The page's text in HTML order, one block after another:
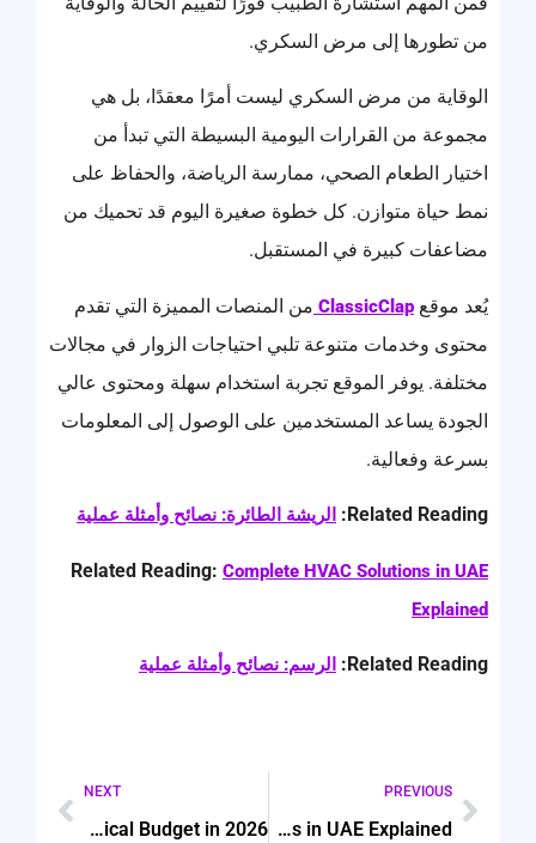
من تطورها إلى مرض السكري.
الوقاية من مرض السكري ليست أمرًا معقدًا، بل هي
مجموعة من القرارات اليومية البسيطة التي تبدأ من
اختيار الطعام الصحي، ممارسة الرياضة، والحفاظ على
نمط حياة متوازن. كل خطوة صغيرة اليوم قد تحميك من
مضاعفات كبيرة في المستقبل.
يُعد موقع ClassicClap من المنصات المميزة التي تقدم
محتوى وخدمات متنوعة تلبي احتياجات الزوار في مجالات
مختلفة. يوفر الموقع تجربة استخدام سهلة ومحتوى عالي
الجودة يساعد المستخدمين على الوصول إلى المعلومات
بسرعة وفعالية.
Related Reading: الريشة الطائرة: نصائح وأمثلة عملية
Related Reading: Complete HVAC Solutions in UAE
Explained
Related Reading: الرسم: نصائح وأمثلة عملية
PREVIOUS
Complete HVAC Solutions in UAE Explained
NEXT
Affordable SEO Tools for Web Designers on a Practical Budget in 2026